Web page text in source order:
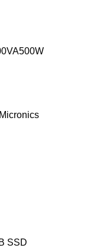
SSD